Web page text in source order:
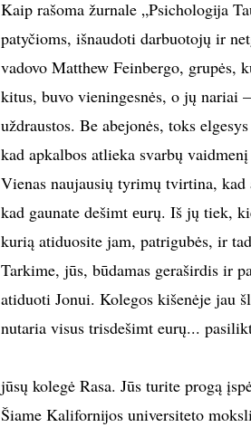
Kaip rašoma žurnale „Psichologija
patyčioms, išnaudoti darbuotojų ir
vadovo Matthew Feinbergo, grupės,
kitus, buvo vieningesnės, o jų nariai
uždraustos. Be abejonės, toks
kad apkalbos atlieka svarbų
Vienas naujausių tyrimų tvirtina, kad
kad gaunate dešimt еurų. Iš jų tiek,
kurią atiduosite jam, patrigubės, ir
Tarkime, jūs, būdamas geraširdis ir
atiduoti Jonui. Kolegos kišenėje jau
nutaria visus trisdešimt eurų...
jūsų kolegė Rasa. Jūs turite progą
Šiame Kalifornijos universiteto